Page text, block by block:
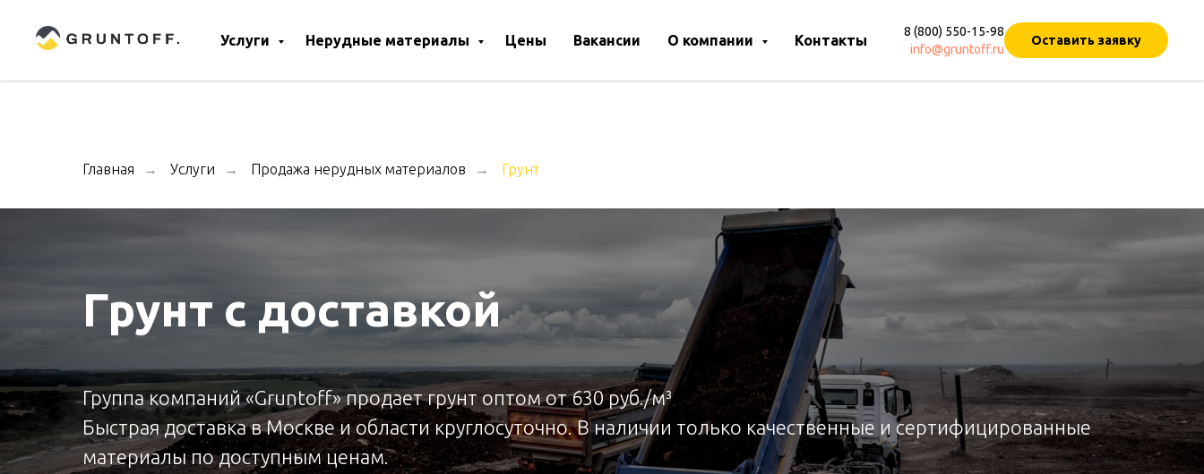
Услуги Нерудные материалы Цены Вакансии О компании Контакты
8 (800) 550-15-98
info@gruntoff.ru
Оставить заявку
Главная → Услуги → Продажа нерудных материалов → Грунт
Грунт с доставкой
Группа компаний «Gruntoff» продает грунт оптом от 630 руб./м³
Быстрая доставка в Москве и области круглосуточно. В наличии только качественные и сертифицированные
материалы по доступным ценам.